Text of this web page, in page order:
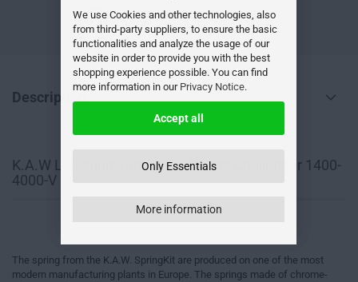
We use Cookies and other technologies, also
from third-party suppliers, to ensure the basic
functionalities and analyze the usage of our
website in order to provide you with the best
shopping experience possible. You can find
more information in our Privacy Notice.
Accept all
Only Essentials
More information
ADD TO WISH LIST
Description
K.A.W Lowering Springs for Dodge Challenger 1400-
4000-V
The spring from the K.A.W. SpringKit are produced on one of the most
modern manufacturing plants in Europe. The springs made of chrome-